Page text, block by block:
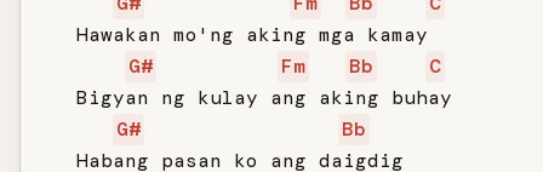
   Hawakan mo'ng aking mga kamay
G#
Fm Bb
C
   Bigyan ng kulay ang aking buhay
G#
Bb
   Habang pasan ko ang daigdig